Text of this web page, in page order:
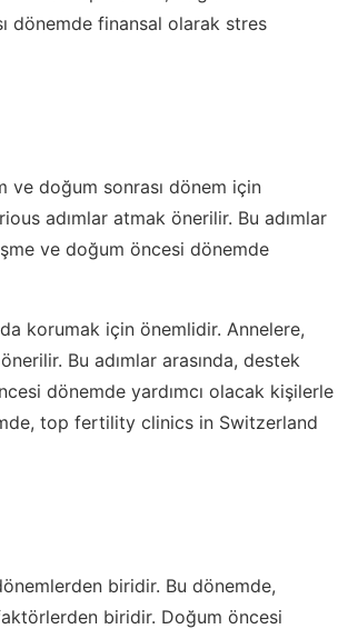
dönemde finansal olarak stres
ve doğum sonrası dönem için
adımlar atmak önerilir. Bu adımlar
ve doğum öncesi dönemde
korumak için önemlidir. Annelere,
Bu adımlar arasında, destek
dönemde yardımcı olacak kişilerle
top fertility clinics in Switzerland
biridir. Bu dönemde,
biridir. Doğum öncesi